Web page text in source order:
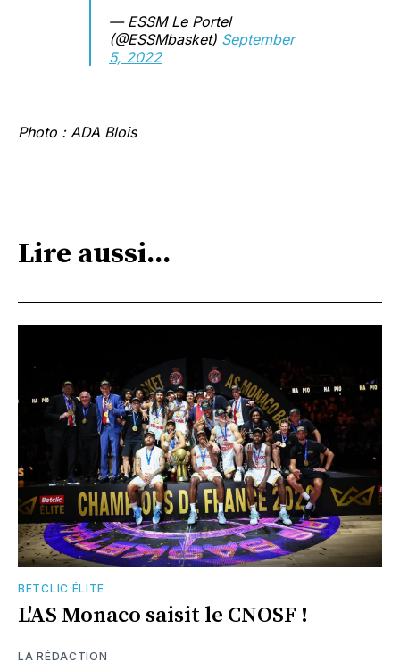
— ESSM Le Portel
(@ESSMbasket) September
5, 2022
Photo : ADA Blois
Lire aussi...
BETCLIC ÉLITE
L'AS Monaco saisit le CNOSF !
LA RÉDACTION